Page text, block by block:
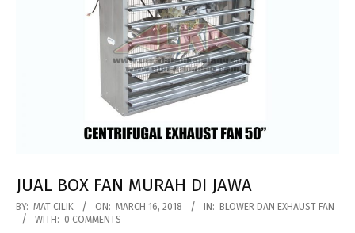
JUAL BOX FAN MURAH DI JAWA
2018-
03-
BY: MAT CILIK ON: MARCH 16, 2018 IN:
BLOWER DAN EXHAUST FAN
WITH: 0 COMMENTS